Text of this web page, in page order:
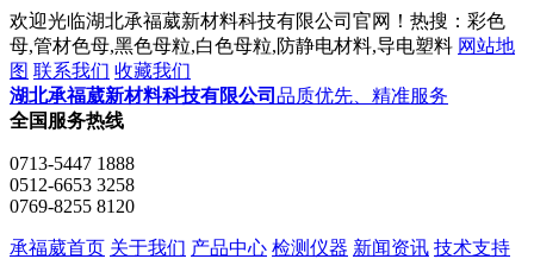
欢迎光临湖北承福葳新材料科技有限公司官网！热搜：彩色
母,管材色母,黑色母粒,白色母粒,防静电材料,导电塑料 网站地
图 联系我们 收藏我们
湖北承福葳新材料科技有限公司 品质优先、精准服务
全国服务热线
0713-5447 1888
0512-6653 3258
0769-8255 8120
承福葳首页 关于我们 产品中心 检测仪器 新闻资讯 技术支持